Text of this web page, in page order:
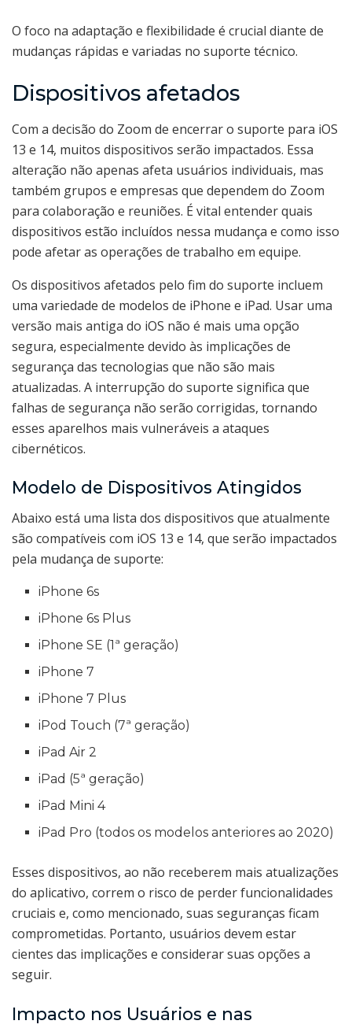
O foco na adaptação e flexibilidade é crucial diante de
mudanças rápidas e variadas no suporte técnico.
Dispositivos afetados
Com a decisão do Zoom de encerrar o suporte para iOS
13 e 14, muitos dispositivos serão impactados. Essa
alteração não apenas afeta usuários individuais, mas
também grupos e empresas que dependem do Zoom
para colaboração e reuniões. É vital entender quais
dispositivos estão incluídos nessa mudança e como isso
pode afetar as operações de trabalho em equipe.
Os dispositivos afetados pelo fim do suporte incluem
uma variedade de modelos de iPhone e iPad. Usar uma
versão mais antiga do iOS não é mais uma opção
segura, especialmente devido às implicações de
segurança das tecnologias que não são mais
atualizadas. A interrupção do suporte significa que
falhas de segurança não serão corrigidas, tornando
esses aparelhos mais vulneráveis a ataques
cibernéticos.
Modelo de Dispositivos Atingidos
Abaixo está uma lista dos dispositivos que atualmente
são compatíveis com iOS 13 e 14, que serão impactados
pela mudança de suporte:
iPhone 6s
iPhone 6s Plus
iPhone SE (1ª geração)
iPhone 7
iPhone 7 Plus
iPod Touch (7ª geração)
iPad Air 2
iPad (5ª geração)
iPad Mini 4
iPad Pro (todos os modelos anteriores ao 2020)
Esses dispositivos, ao não receberem mais atualizações
do aplicativo, correm o risco de perder funcionalidades
cruciais e, como mencionado, suas seguranças ficam
comprometidas. Portanto, usuários devem estar
cientes das implicações e considerar suas opções a
seguir.
Impacto nos Usuários e nas